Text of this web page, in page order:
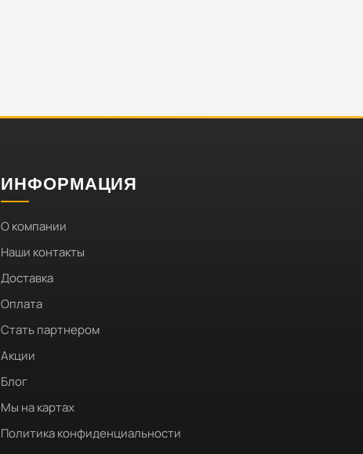
ИНФОРМАЦИЯ
О компании
Наши контакты
Доставка
Оплата
Стать партнером
Акции
Блог
Мы на картах
Политика конфиденциальности